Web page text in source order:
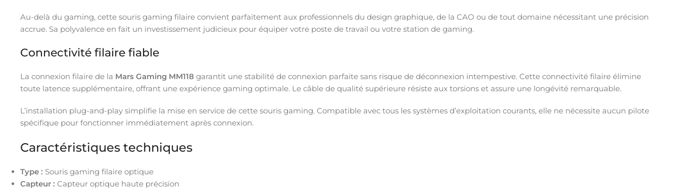
Au-delà du gaming, cette souris gaming filaire convient parfaitement aux professionnels du design graphique, de la CAO ou de tout domaine nécessitant une précision
accrue. Sa polyvalence en fait un investissement judicieux pour équiper votre poste de travail ou votre station de gaming.
Connectivité filaire fiable
La connexion filaire de la Mars Gaming MM118 garantit une stabilité de connexion parfaite sans risque de déconnexion intempestive. Cette connectivité filaire élimine
toute latence supplémentaire, offrant une expérience gaming optimale. Le câble de qualité supérieure résiste aux torsions et assure une longévité remarquable.
L’installation plug-and-play simplifie la mise en service de cette souris gaming. Compatible avec tous les systèmes d’exploitation courants, elle ne nécessite aucun pilote
spécifique pour fonctionner immédiatement après connexion.
Caractéristiques techniques
Type : Souris gaming filaire optique
Capteur : Capteur optique haute précision